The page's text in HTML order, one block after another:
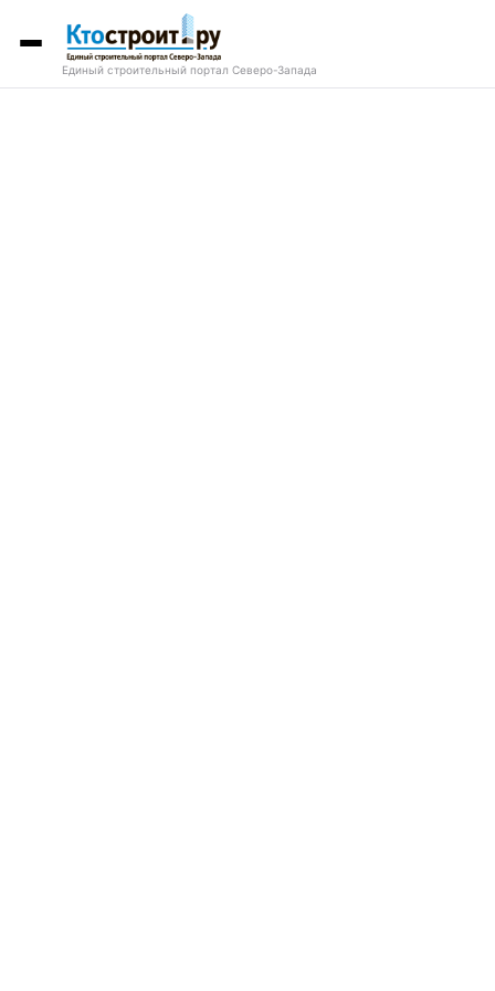
Единый строительный портал Северо-Запада